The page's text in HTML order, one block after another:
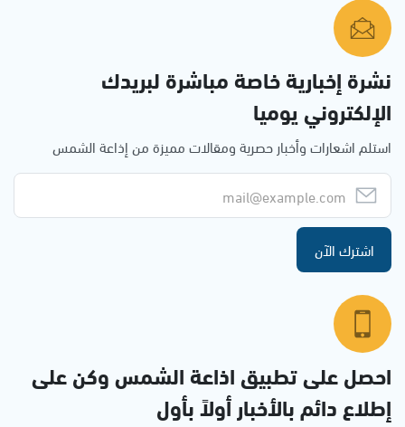
نشرة إخبارية خاصة مباشرة لبريدك
الإلكتروني يوميا
استلم اشعارات وأخبار حصرية ومقالات مميزة من إذاعة الشمس
اشترك الآن
احصل على تطبيق اذاعة الشمس وكن على
إطلاع دائم بالأخبار أولاً بأول